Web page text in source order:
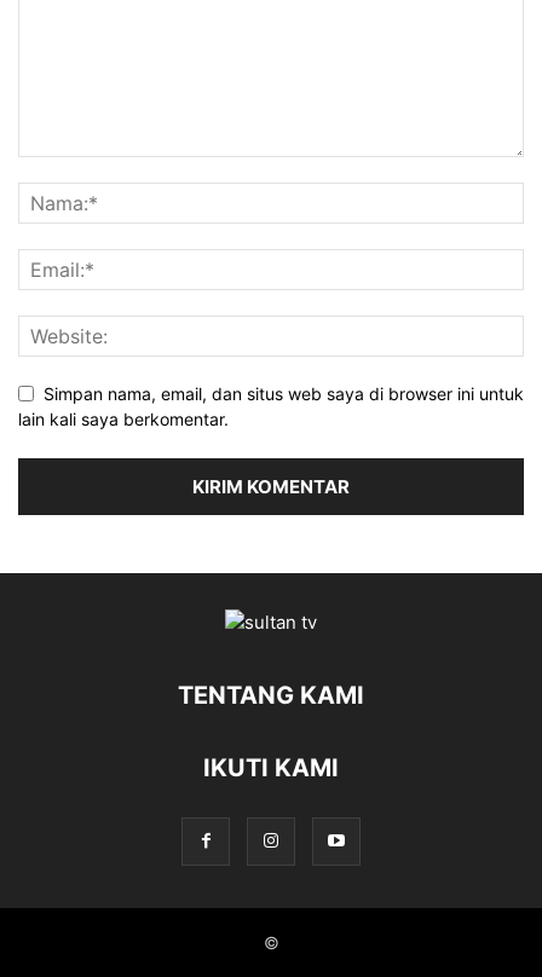
Simpan nama, email, dan situs web saya di browser ini untuk
lain kali saya berkomentar.
TENTANG KAMI
IKUTI KAMI
©